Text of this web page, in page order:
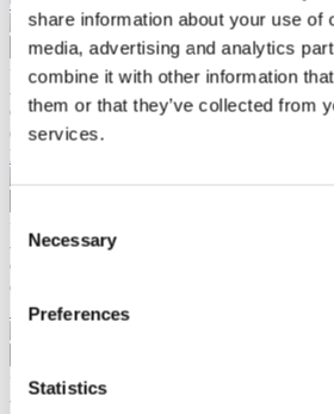
share information about your use of
media, advertising and analytics
combine it with other information
them or that they’ve collected from
services.
Consent
Selection
Necessary
Preferences
Statistics
Sudura cu
Sudura cu
Accesorii
-
Contactează-ne
Cod IM1107517
Mixer turbo Imer pentru Koine 3/4/5
-
Contactează-ne
Cod IM1107519
Set 10 buc bureti Imer Ø 30 mm pentru
-